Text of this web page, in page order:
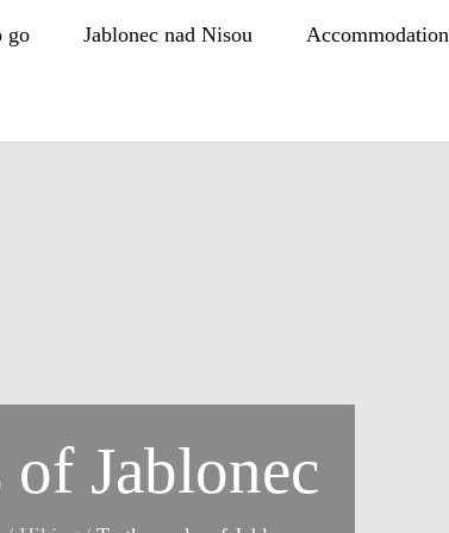
go Jablonec nad Nisou Accommodation
Jablonec